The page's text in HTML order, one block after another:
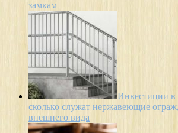
замкам
Инвестиции в
сколько служат нержавеющие
внешнего вида